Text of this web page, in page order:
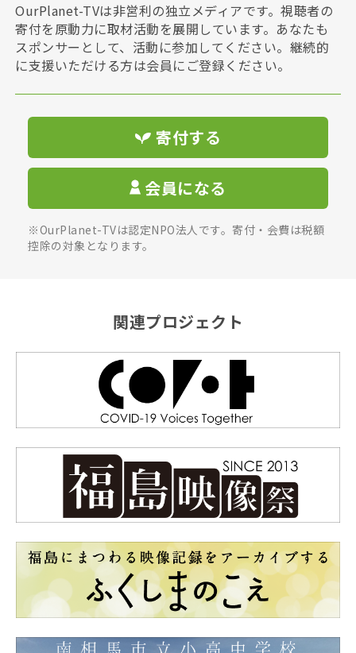
OurPlanet-TVは非営利の独立メディアです。視聴者の
寄付を原動力に取材活動を展開しています。あなたも
スポンサーとして、活動に参加してください。継続的
に支援いただける方は会員にご登録ください。
寄付する
会員になる
※OurPlanet-TVは認定NPO法人です。寄付・会費は税額
控除の対象となります。
関連プロジェクト